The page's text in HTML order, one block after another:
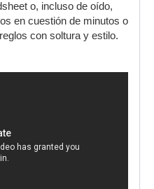
o, incluso de oído,
en cuestión de minutos o
con soltura y estilo.